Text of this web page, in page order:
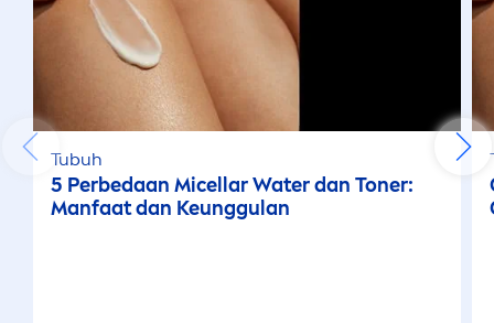
Tubuh
5 Perbedaan Micellar Water dan Toner:
Manfaat dan Keunggulan